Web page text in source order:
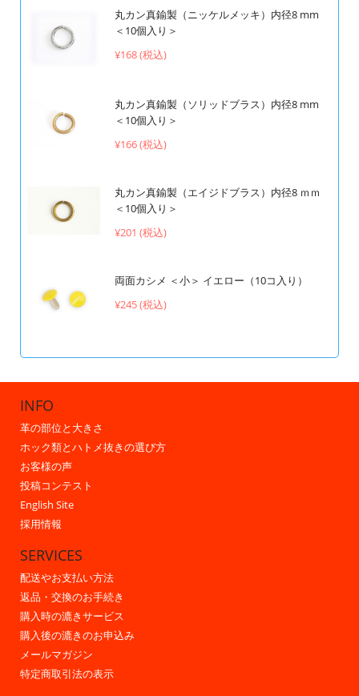
丸カン真鍮製（ニッケルメッキ）内径8 mm
＜10個入り＞
¥168 (税込)
丸カン真鍮製（ソリッドブラス）内径8 mm
＜10個入り＞
¥166 (税込)
丸カン真鍮製（エイジドブラス）内径8 ｍｍ
＜10個入り＞
¥201 (税込)
両面カシメ ＜小＞ イエロー（10コ入り）
¥245 (税込)
INFO
革の部位と大きさ
ホック類とハトメ抜きの選び方
お客様の声
投稿コンテスト
English Site
採用情報
SERVICES
配送やお支払い方法
返品・交換のお手続き
購入時の漉きサービス
購入後の漉きのお申込み
メールマガジン
特定商取引法の表示